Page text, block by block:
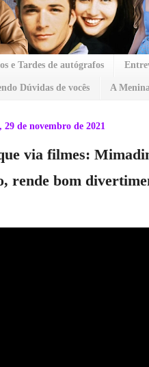
e Tardes de autógrafos
Dúvidas de vocês A
29 de novembro de 2021
via filmes:
rende bom